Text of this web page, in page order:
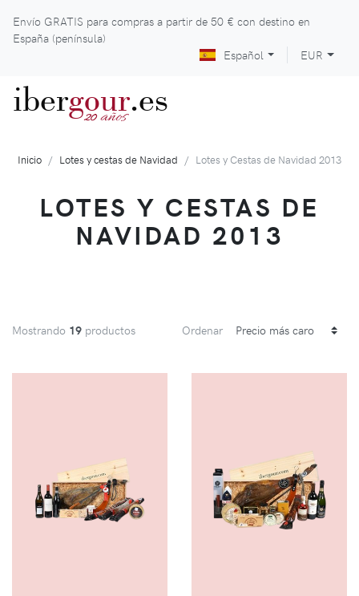
Envío GRATIS para compras a partir de 50 € con destino en
España (península)
Español
EUR
ibergour
20 años .es
Inicio Lotes y cestas de Navidad Lotes y Cestas de Navidad 2013
LOTES Y CESTAS DE
NAVIDAD 2013
Mostrando 19 productos Ordenar